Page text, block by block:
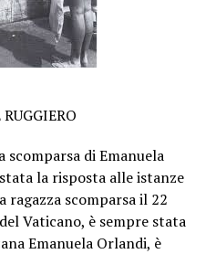
scomparsa di Emanuela
la risposta alle istanze
scomparsa il 22
Vaticano, è sempre stata
Emanuela Orlandi, è